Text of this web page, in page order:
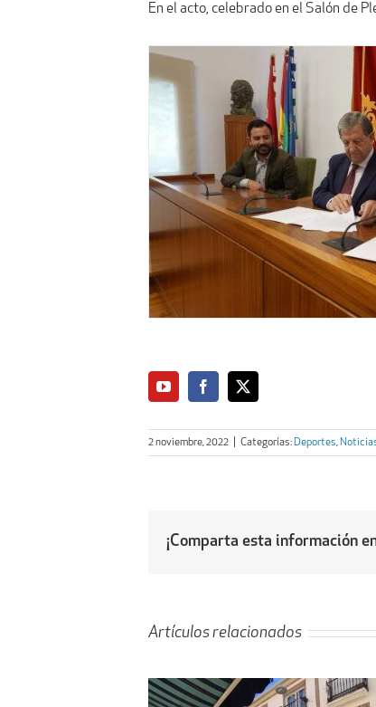
En el acto, celebrado en el Salón de
2 noviembre, 2022 Categorías: Deportes,
¡Comparta esta información
Artículos relacionados